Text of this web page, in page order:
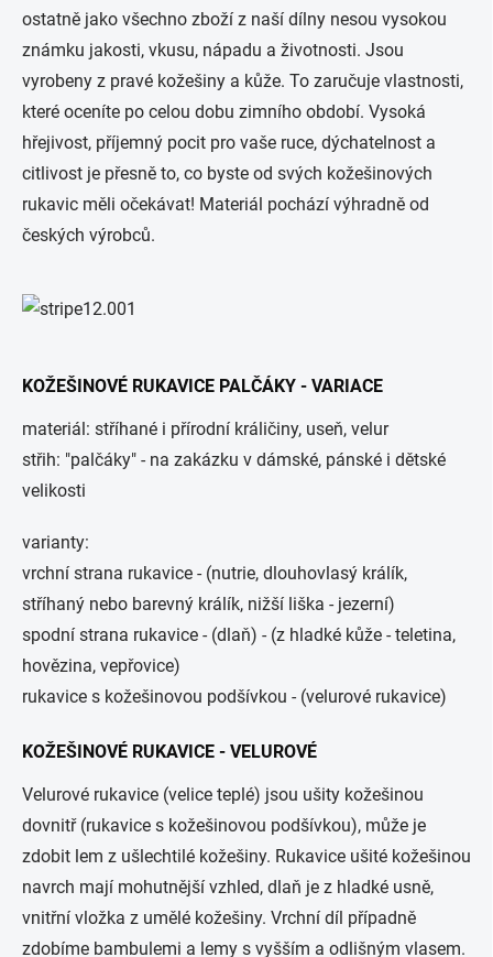
ostatně jako všechno zboží z naší dílny nesou vysokou
známku jakosti, vkusu, nápadu a životnosti. Jsou
vyrobeny z pravé kožešiny a kůže. To zaručuje vlastnosti,
které oceníte po celou dobu zimního období. Vysoká
hřejivost, příjemný pocit pro vaše ruce, dýchatelnost a
citlivost je přesně to, co byste od svých kožešinových
rukavic měli očekávat! Materiál pochází výhradně od
českých výrobců.
KOŽEŠINOVÉ RUKAVICE PALČÁKY - VARIACE
materiál: stříhané i přírodní králičiny, useň, velur
střih: "palčáky" - na zakázku v dámské, pánské i dětské
velikosti
varianty:
vrchní strana rukavice - (nutrie, dlouhovlasý králík,
stříhaný nebo barevný králík, nižší liška - jezerní)
spodní strana rukavice - (dlaň) - (z hladké kůže - teletina,
hovězina, vepřovice)
rukavice s kožešinovou podšívkou - (velurové rukavice)
KOŽEŠINOVÉ RUKAVICE - VELUROVÉ
Velurové rukavice (velice teplé) jsou ušity kožešinou
dovnitř (rukavice s kožešinovou podšívkou), může je
zdobit lem z ušlechtilé kožešiny. Rukavice ušité kožešinou
navrch mají mohutnější vzhled, dlaň je z hladké usně,
vnitřní vložka z umělé kožešiny. Vrchní díl případně
zdobíme bambulemi a lemy s vyšším a odlišným vlasem.